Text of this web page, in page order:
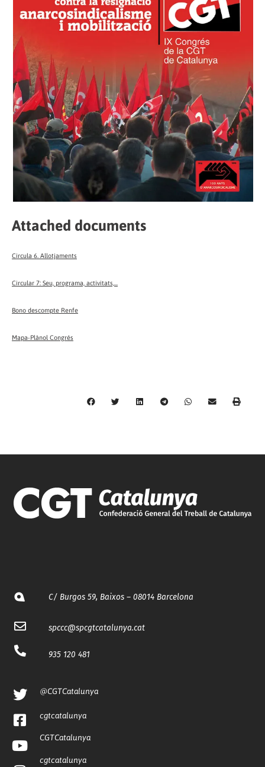
Attached documents
Circula 6. Allotjaments
Circular 7: Seu, programa, activitats,...
Bono descompte Renfe
Mapa-Plànol Congrés
C/ Burgos 59, Baixos – 08014 Barcelona
spccc@spcgtcatalunya.cat
935 120 481
@CGTCatalunya
cgtcatalunya
CGTCatalunya
cgtcatalunya